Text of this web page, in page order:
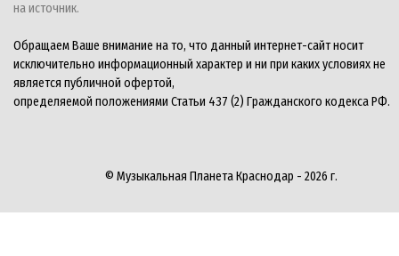
на источник.
Обращаем Ваше внимание на то, что данный интернет-сайт носит
исключительно информационный характер и ни при каких условиях не
является публичной офертой,
определяемой положениями Статьи 437 (2) Гражданского кодекса РФ.
© Музыкальная Планета Краснодар - 2026 г.